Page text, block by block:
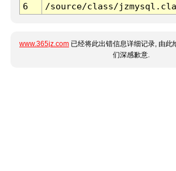
6
/source/class/
www.365jz.com 已经将此出错信息详细记录, 由此
们深感歉意.